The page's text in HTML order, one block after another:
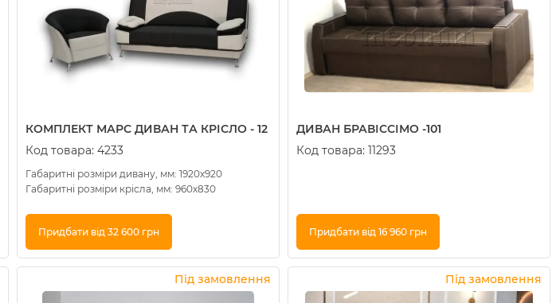
КОМПЛЕКТ МАРС ДИВАН ТА КРІСЛО - 12
Код товара: 4233
Габаритні розміри дивану, мм: 1920х920
Габаритні розміри крісла, мм: 960х830
Придбати від 32 600 грн
Купити в 1 клік
ДИВАН БРАВІССІМО -101
Код товара: 11293
Придбати від 16 960 грн
Купити в 1 клік
Під замовлення Під замовлення